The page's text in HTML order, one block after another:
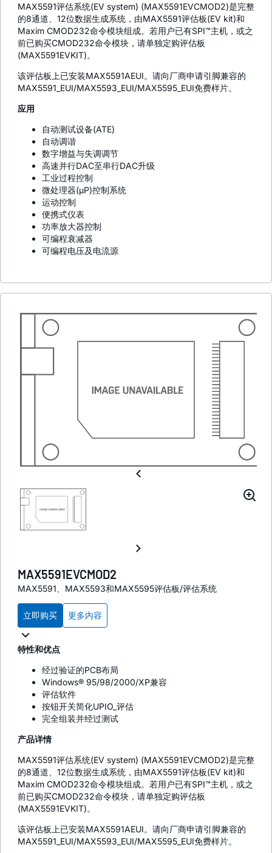
MAX5591评估系统(EV system) (MAX5591EVCMOD2)是完整
的8通道、12位数据生成系统，由MAX5591评估板(EV kit)和
Maxim CMOD232命令模块组成。若用户已有SPI™主机，或之
前已购买CMOD232命令模块，请单独定购评估板
(MAX5591EVKIT)。
该评估板上已安装MAX5591AEUI。请向厂商申请引脚兼容的
MAX5591_EUI/MAX5593_EUI/MAX5595_EUI免费样片。
应用
自动测试设备(ATE)
自动调谐
数字增益与失调调节
高速并行DAC至串行DAC升级
工业过程控制
微处理器(µP)控制系统
运动控制
便携式仪表
功率放大器控制
可编程衰减器
可编程电压及电流源
MAX5591EVCMOD2
MAX5591、MAX5593和MAX5595评估板/评估系统
立即购买 更多内容
特性和优点
经过验证的PCB布局
Windows® 95/98/2000/XP兼容
评估软件
按钮开关简化UPIO_评估
完全组装并经过测试
产品详情
MAX5591评估系统(EV system) (MAX5591EVCMOD2)是完整
的8通道、12位数据生成系统，由MAX5591评估板(EV kit)和
Maxim CMOD232命令模块组成。若用户已有SPI™主机，或之
前已购买CMOD232命令模块，请单独定购评估板
(MAX5591EVKIT)。
该评估板上已安装MAX5591AEUI。请向厂商申请引脚兼容的
MAX5591_EUI/MAX5593_EUI/MAX5595_EUI免费样片。